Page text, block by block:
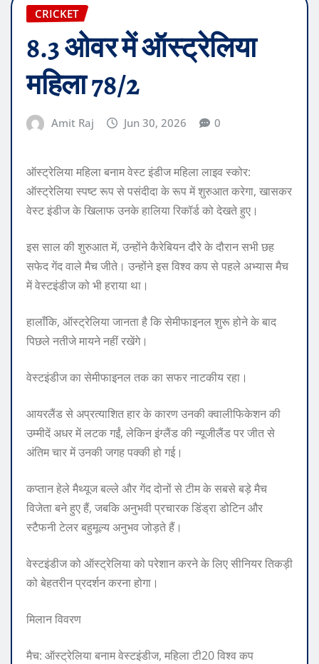
CRICKET
8.3 ओवर में ऑस्ट्रेलिया
महिला 78/2
Amit Raj Jun 30, 2026 0
ऑस्ट्रेलिया महिला बनाम वेस्ट इंडीज महिला लाइव स्कोर:
ऑस्ट्रेलिया स्पष्ट रूप से पसंदीदा के रूप में शुरुआत करेगा, खासकर
वेस्ट इंडीज के खिलाफ उनके हालिया रिकॉर्ड को देखते हुए।
इस साल की शुरुआत में, उन्होंने कैरेबियन दौरे के दौरान सभी छह
सफेद गेंद वाले मैच जीते। उन्होंने इस विश्व कप से पहले अभ्यास मैच
में वेस्टइंडीज को भी हराया था।
हालाँकि, ऑस्ट्रेलिया जानता है कि सेमीफाइनल शुरू होने के बाद
पिछले नतीजे मायने नहीं रखेंगे।
वेस्टइंडीज का सेमीफाइनल तक का सफर नाटकीय रहा।
आयरलैंड से अप्रत्याशित हार के कारण उनकी क्वालीफिकेशन की
उम्मीदें अधर में लटक गईं, लेकिन इंग्लैंड की न्यूजीलैंड पर जीत से
अंतिम चार में उनकी जगह पक्की हो गई।
कप्तान हेले मैथ्यूज बल्ले और गेंद दोनों से टीम के सबसे बड़े मैच
विजेता बने हुए हैं, जबकि अनुभवी प्रचारक डिंड्रा डोटिन और
स्टैफनी टेलर बहुमूल्य अनुभव जोड़ते हैं।
वेस्टइंडीज को ऑस्ट्रेलिया को परेशान करने के लिए सीनियर तिकड़ी
को बेहतरीन प्रदर्शन करना होगा।
मिलान विवरण
मैच: ऑस्ट्रेलिया बनाम वेस्टइंडीज, महिला टी20 विश्व कप